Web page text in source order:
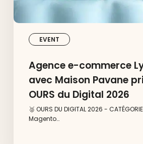
EVENT
Digital
Agence e-commerce
avec Maison Pavane
OURS du Digital 2026
🥈 OURS DU DIGITAL 2026 -
Magento…